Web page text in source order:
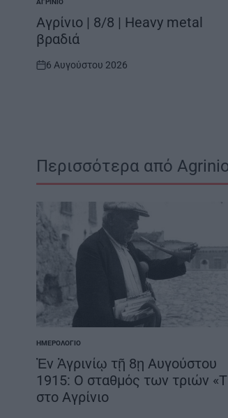
POSTED
IN
ΑΓΡΊΝΙΟ
Αγρίνιο | 8/8 | Heavy metal
βραδιά
on
6 Αυγούστου 2026
Περισσότερα από
POSTED
IN
ΗΜΕΡΟΛΌΓΙΟ
Ἐν Ἀγρινίῳ τῇ 8ῃ Αυγούστου
1915: Ο σταθμός των τριών
στο Αγρίνιο